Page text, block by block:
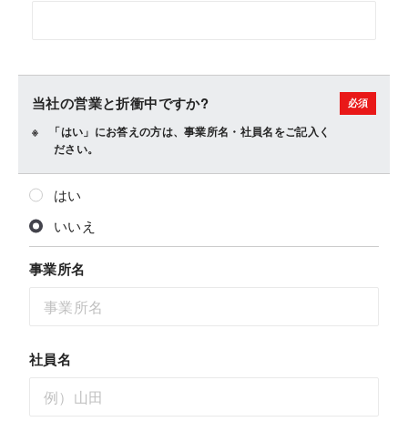
当社の営業と折衝中ですか?
「はい」にお答えの方は、事業所名・社員名をご記入く
ださい。
はい
いいえ
事業所名
社員名